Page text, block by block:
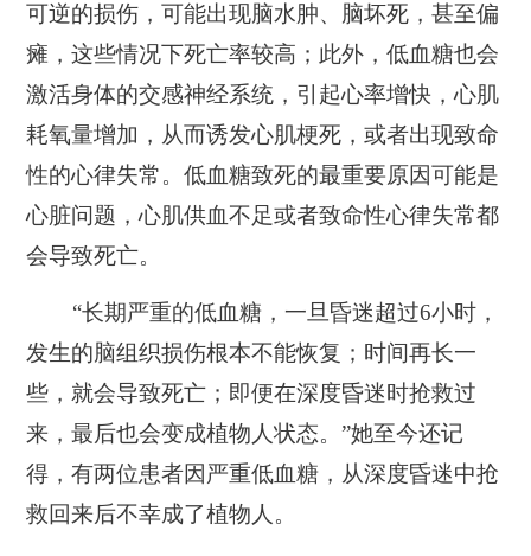
可逆的损伤，可能出现脑水肿、脑坏死，甚至偏
瘫，这些情况下死亡率较高；此外，低血糖也会
激活身体的交感神经系统，引起心率增快，心肌
耗氧量增加，从而诱发心肌梗死，或者出现致命
性的心律失常。低血糖致死的最重要原因可能是
心脏问题，心肌供血不足或者致命性心律失常都
会导致死亡。
“长期严重的低血糖，一旦昏迷超过6小时，
发生的脑组织损伤根本不能恢复；时间再长一
些，就会导致死亡；即便在深度昏迷时抢救过
来，最后也会变成植物人状态。”她至今还记
得，有两位患者因严重低血糖，从深度昏迷中抢
救回来后不幸成了植物人。